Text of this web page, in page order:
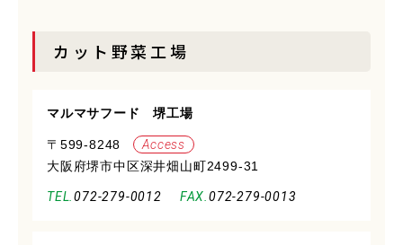
カット野菜工場
マルマサフード 堺工場
〒599-8248
Access
大阪府堺市中区深井畑山町2499-31
072-279-0012 072-279-0013